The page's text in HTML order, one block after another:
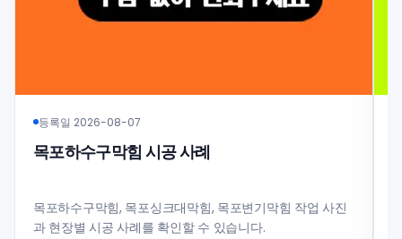
목포하수구막힘 시공 사례
등록일 2026-08-07
목포하수구막힘, 목포싱크대막힘, 목포변기막힘 작업 사진
과 현장별 시공 사례를 확인할 수 있습니다.